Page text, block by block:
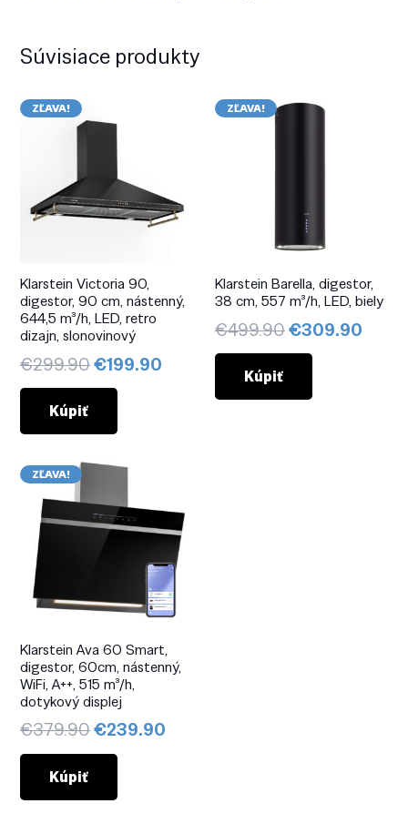
Súvisiace produkty
ZĽAVA!
Klarstein Victoria 90,
digestor, 90 cm, nástenný,
644,5 m³/h, LED, retro
dizajn, slonovinový
€299.90Pôvodná
cena
€299.90.
€199.90 Aktuálna
Kúpiť
ZĽAVA!
Klarstein Barella, digestor,
38 cm, 557 m³/h, LED, biely
€499.90Pôvodná
cena
€499.90.
€309.90
Kúpiť
ZĽAVA!
Klarstein Ava 60 Smart,
digestor, 60cm, nástenný,
WiFi, A++, 515 m³/h,
dotykový displej
€379.90Pôvodná
cena
€379.90.
€239.90
Kúpiť